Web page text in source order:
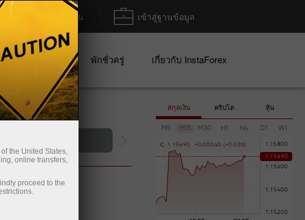
ฝาก/ถอน เข้าสู่ฐานข้อมูล
แคมเปญ พักชั่วครู่ เกี่ยวกับ InstaForex
การฝากเงิน
สกุลเงิน คริปโต หุ้น
M5 M15 M30 H1 H4 D1 W1
C 1 . 1 5690 +0 .000 40 (+0 .0 3%
the United States,
online transfers,
proceed to the